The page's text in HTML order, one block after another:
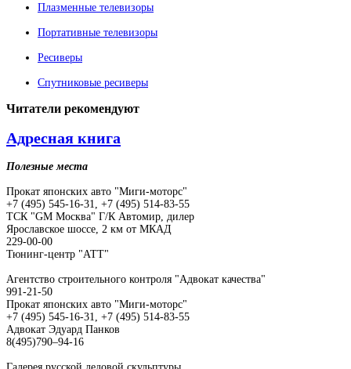
Плазменные телевизоры
Портативные телевизоры
Ресиверы
Спутниковые ресиверы
Читатели рекомендуют
Адресная книга
Полезные места
Прокат японских авто "Миги-моторс"
+7 (495) 545-16-31, +7 (495) 514-83-55
ТСК "GM Москва" Г/К Автомир, дилер
Ярославское шоссе, 2 км от МКАД
229-00-00
Тюнинг-центр "АТТ"
Агентство строительного контроля "Адвокат качества"
991-21-50
Прокат японских авто "Миги-моторс"
+7 (495) 545-16-31, +7 (495) 514-83-55
Адвокат Эдуард Панков
8(495)790–94-16